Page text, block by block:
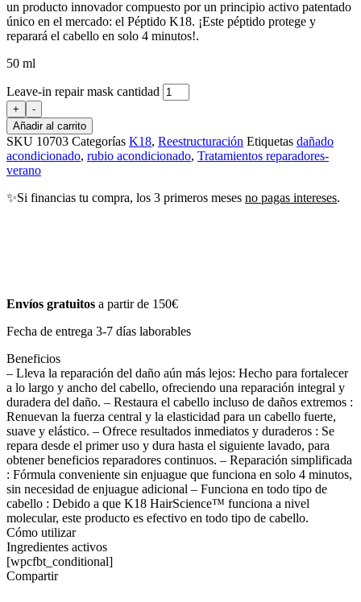
un producto innovador compuesto por un principio activo patentado
único en el mercado: el Péptido K18. ¡Este péptido protege y
reparará el cabello en solo 4 minutos!.
50 ml
Leave-in repair mask cantidad
+
-
Añadir al carrito
SKU 10703 Categorías K18, Reestructuración Etiquetas dañado
acondicionado, rubio acondicionado, Tratamientos reparadores-
verano
✨Si financias tu compra, los 3 primeros meses no pagas intereses.
Envíos gratuitos a partir de 150€
Fecha de entrega 3-7 días laborables
Beneficios
– Lleva la reparación del daño aún más lejos: Hecho para fortalecer
a lo largo y ancho del cabello, ofreciendo una reparación integral y
duradera del daño. – Restaura el cabello incluso de daños extremos :
Renuevan la fuerza central y la elasticidad para un cabello fuerte,
suave y elástico. – Ofrece resultados inmediatos y duraderos : Se
repara desde el primer uso y dura hasta el siguiente lavado, para
obtener beneficios reparadores continuos. – Reparación simplificada
: Fórmula conveniente sin enjuague que funciona en solo 4 minutos,
sin necesidad de enjuague adicional – Funciona en todo tipo de
cabello : Debido a que K18 HairScience™ funciona a nivel
molecular, este producto es efectivo en todo tipo de cabello.
Cómo utilizar
Ingredientes activos
[wpcfbt_conditional]
Compartir